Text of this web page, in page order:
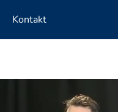
Kontakt